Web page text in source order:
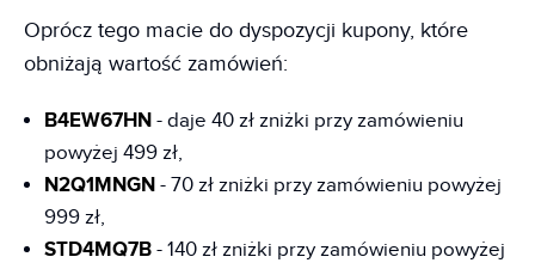
Oprócz tego macie do dyspozycji kupony, które
obniżają wartość zamówień:
B4EW67HN - daje 40 zł zniżki przy zamówieniu
powyżej 499 zł,
N2Q1MNGN - 70 zł zniżki przy zamówieniu powyżej
999 zł,
STD4MQ7B - 140 zł zniżki przy zamówieniu powyżej